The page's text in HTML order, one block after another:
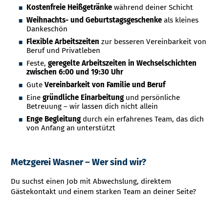
Kostenfreie Heißgetränke während deiner Schicht
Weihnachts- und Geburtstagsgeschenke als kleines
Dankeschön
Flexible Arbeitszeiten zur besseren Vereinbarkeit von
Beruf und Privatleben
Feste,geregelte Arbeitszeiten in Wechselschichten
zwischen 6:00 und 19:30 Uhr
GuteVereinbarkeit von Familie und Beruf
Einegründliche Einarbeitungund persönliche
Betreuung – wir lassen dich nicht allein
Enge Begleitungdurch ein erfahrenes Team, das dich
von Anfang an unterstützt
Metzgerei Wasner – Wer sind wir?
Du suchst einen Job mit Abwechslung, direktem
Gästekontakt und einem starken Team an deiner Seite?